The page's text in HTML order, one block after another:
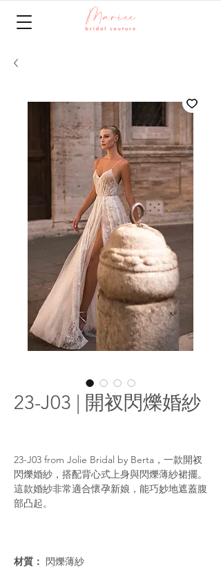
23-J03 | 開衩閃爍婚紗
23-J03 from Jolie Bridal by Berta，一款開衩
閃爍婚紗，搭配背心式上身與閃爍薄紗裙擺。
這款婚紗非常適合懷孕新娘，能巧妙地遮蓋腹
部凸起。
材質： 閃爍薄紗